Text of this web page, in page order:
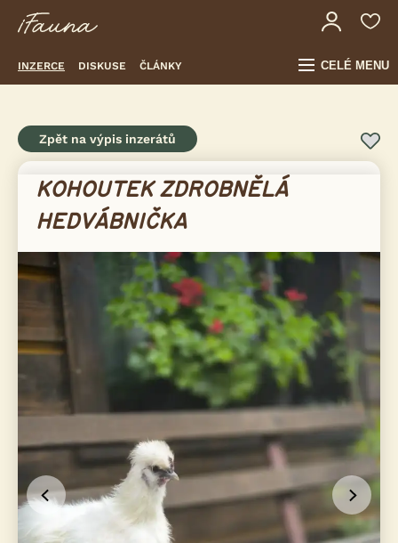
INZERCE DISKUSE ČLÁNKY CELÉ MENU
Zpět na výpis inzerátů
KOHOUTEK ZDROBNĚLÁ
HEDVÁBNIČKA